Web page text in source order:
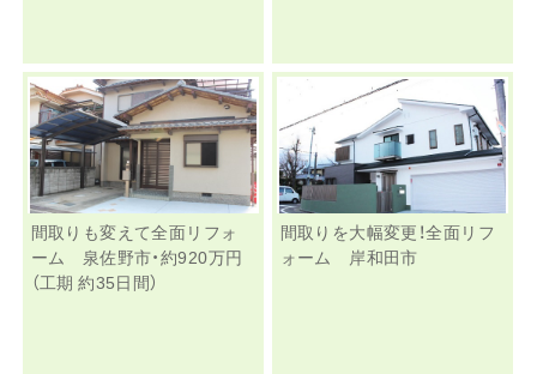
間取りも変えて全面リフォ
ーム 泉佐野市・約920万円
（工期 約35日間）
間取りを大幅変更！全面リフ
ォーム 岸和田市